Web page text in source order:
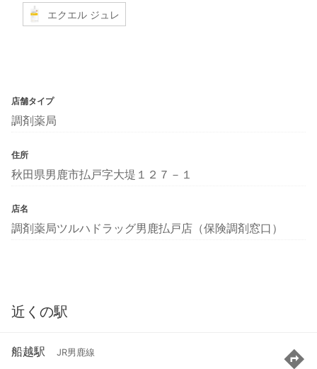
エクエル ジュレ
店舗タイプ
調剤薬局
住所
秋田県男鹿市払戸字大堤１２７－１
店名
調剤薬局ツルハドラッグ男鹿払戸店（保険調剤窓口）
近くの駅
船越駅 JR男鹿線